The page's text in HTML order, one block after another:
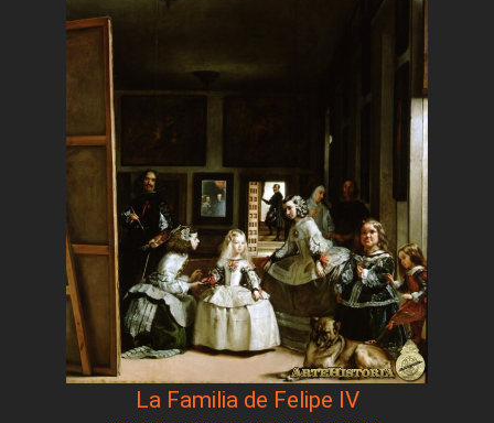
La Familia de Felipe IV